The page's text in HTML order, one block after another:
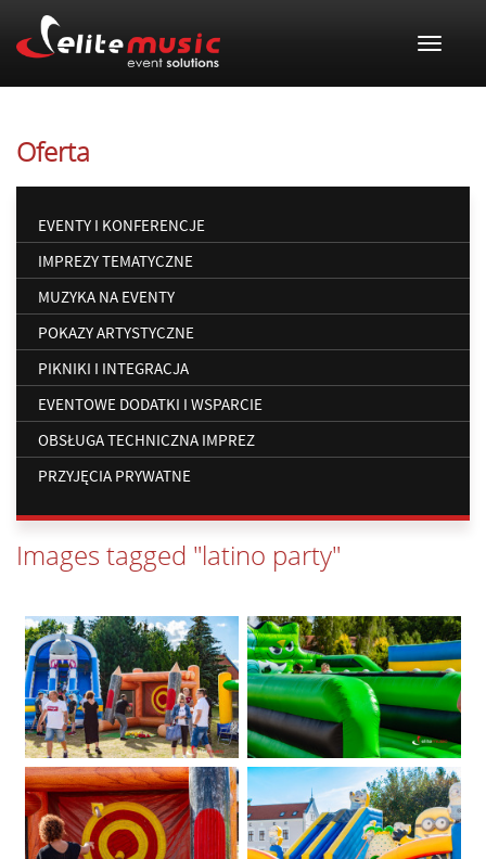
Toggle
Oferta
EVENTY I KONFERENCJE
IMPREZY TEMATYCZNE
MUZYKA NA EVENTY
POKAZY ARTYSTYCZNE
PIKNIKI I INTEGRACJA
EVENTOWE DODATKI I WSPARCIE
OBSŁUGA TECHNICZNA IMPREZ
PRZYJĘCIA PRYWATNE
Images tagged "latino party"